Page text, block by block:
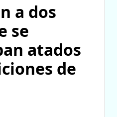
a dos
se
atados
de